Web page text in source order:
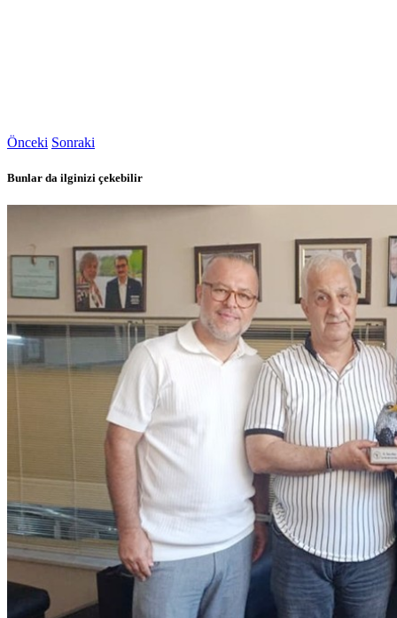
Önceki Sonraki
Bunlar da ilginizi çekebilir